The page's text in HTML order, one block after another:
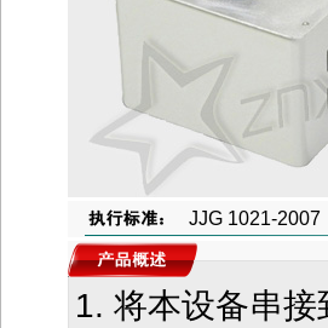
JJG 1021-2007
1. 将本设备串